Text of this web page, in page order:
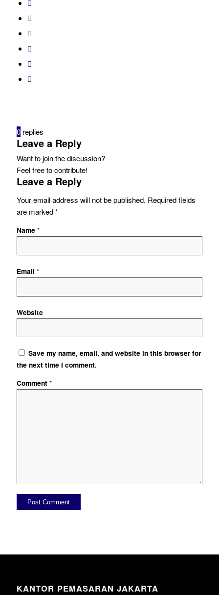
0 replies
Leave a Reply
Want to join the discussion?
Feel free to contribute!
Leave a Reply
Your email address will not be published. Required fields
are marked*
Name *
Email *
Website
Save my name, email, and website in this browser for
the next time I comment.
Comment *
KANTOR PEMASARAN JAKARTA